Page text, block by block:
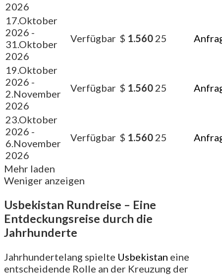
2026
17.Oktober
2026 -
31.Oktober
2026
Verfügbar $ 1.560 25
19.Oktober
2026 -
2.November
2026
Verfügbar $ 1.560 25
23.Oktober
2026 -
6.November
2026
Verfügbar $ 1.560 25
Mehr laden
Weniger anzeigen
Usbekistan Rundreise – Eine
Entdeckungsreise durch die
Jahrhunderte
Jahrhundertelang spielte Usbekistan eine
entscheidende Rolle an der Kreuzung der